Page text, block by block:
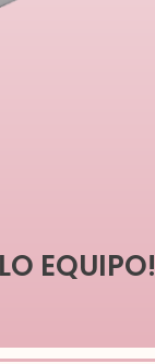
EQUIPO!